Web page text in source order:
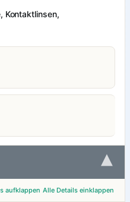
Kontaktlinsen,
▾
aufklappen Alle Details einklappen